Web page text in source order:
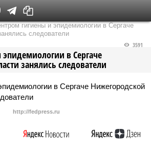
Версия в Кирове
гигиены и эпидемиологии в Сергаче
следователи
в Сергаче
занялись следователи
3591
http://fedpress.ru